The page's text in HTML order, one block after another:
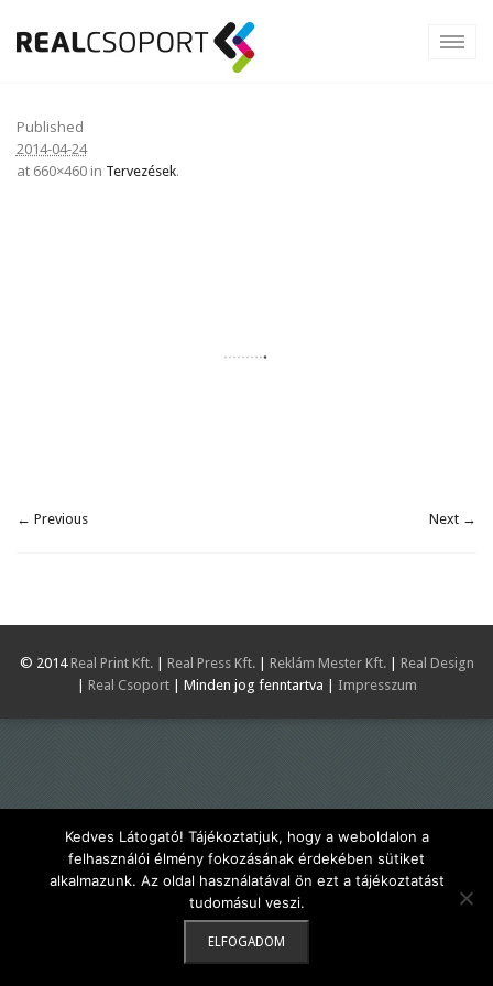
Published
2014-04-24
at 660×460 in Tervezések.
← Previous Next →
© 2014 Real Print Kft.| Real Press Kft.| Reklám Mester Kft.| Real Design
| Real Csoport| Minden jog fenntartva | Impresszum
Kedves Látogató! Tájékoztatjuk, hogy a weboldalon a
felhasználói élmény fokozásának érdekében sütiket
alkalmazunk. Az oldal használatával ön ezt a tájékoztatást
tudomásul veszi.
ELFOGADOM